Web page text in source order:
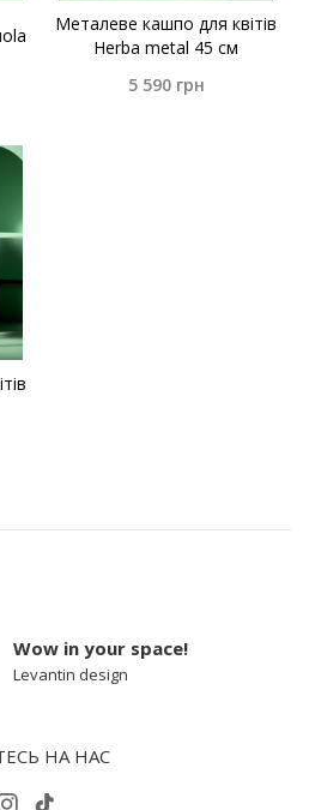
Металеве кашпо для квітів
Herba metal 45 см
5 590 грн
Wow in your space!
Levantin design
НА НАС